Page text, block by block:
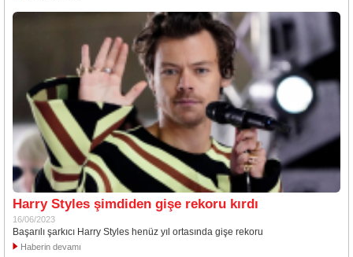
Harry Styles şimdiden gişe rekoru kırdı
16/06/2023
Başarılı şarkıcı Harry Styles henüz yıl ortasında gişe rekoru
Haberin devamı